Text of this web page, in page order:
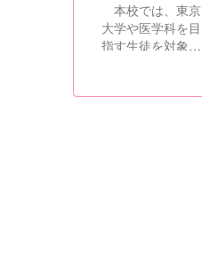
本校では、東京
大学や医学科を目
指す生徒を対象
格セミナーを行っ